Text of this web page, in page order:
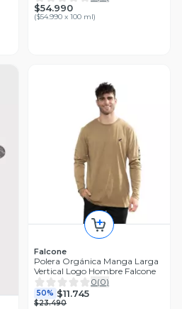
$54.990
($54.990 x 100 ml)
Falcone
Polera Orgánica Manga Larga
Vertical Logo Hombre Falcone
0(0)
50% $11.745
$23.490